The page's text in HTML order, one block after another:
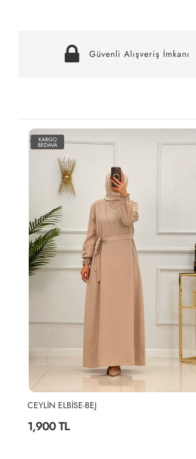
Güvenli Alışveriş İmkanı
BEDAVA
LİNEL ELBİSE-KAHVERENGİ